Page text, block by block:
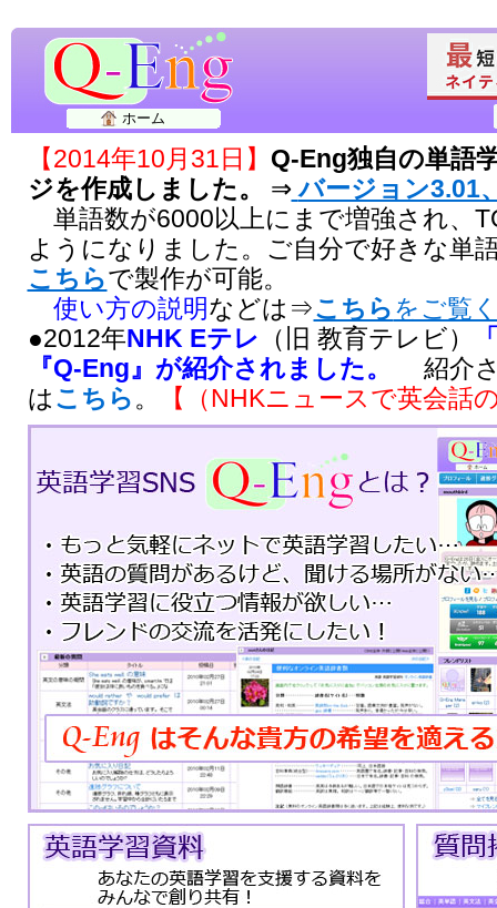
ホーム
【2014年10月31日】 Q-Eng独自の単語
ジを作成しました。
⇒ バージョン3.01
単語数が6000以上にまで増強され、
ようになりました。ご自分で好きな単
こちらで製作が可能。
使い方の説明などは⇒こちらをご覧
●2012年NHK Eテレ （旧 教育テレビ）
『Q-Eng』が紹介されました。
紹介さ
はこちら。 【（NHKニュースで英会話